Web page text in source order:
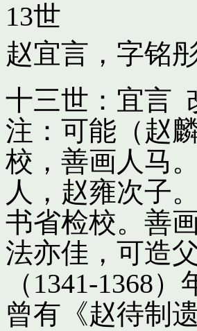
13世
赵宜言，字铭
十三世：宜言
注：可能（赵
校，善画人马
人，赵雍次子
书省检校。善
法亦佳，可造
（1341-1368
曾有《赵待制